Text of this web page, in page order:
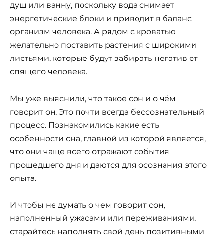
душ или ванну, поскольку вода снимает
энергетические блоки и приводит в баланс
организм человека. А рядом с кроватью
желательно поставить растения с широкими
листьями, которые будут забирать негатив от
спящего человека.
Мы уже выяснили, что такое сон и о чём
говорит он, Это почти всегда бессознательный
процесс. Познакомились какие есть
особенности сна, главной из которой является,
что они чаще всего отражают события
прошедшего дня и даются для осознания этого
опыта.
И чтобы не думать о чем говорит сон,
наполненный ужасами или переживаниями,
старайтесь наполнять свой день позитивными